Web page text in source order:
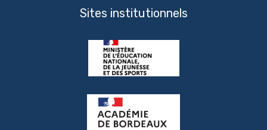
Sites institutionnels